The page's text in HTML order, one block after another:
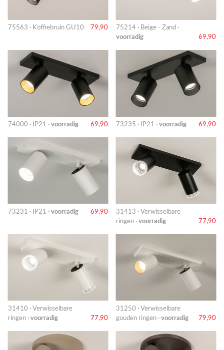
75563 · Koffiebruin GU10 79,90
75214 · Beige - Zand ·
voorradig
69,90
74000 · IP21 · voorradig 69,90 73235 · IP21 · voorradig 69,90
73231 · IP21 · voorradig 69,90
31413 · Verwisselbare
ringen · voorradig 77,90
31410 · Verwisselbare
ringen · voorradig 77,90
31250 · Verwisselbare
gouden ringen · voorradig 79,90